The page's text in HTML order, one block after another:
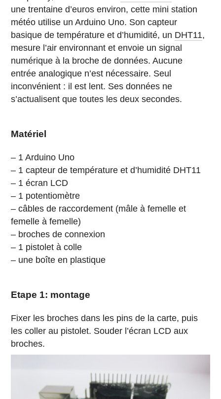
une trentaine d’euros environ, cette mini station
météo utilise un Arduino Uno. Son capteur
basique de température et d’humidité, un DHT11,
mesure l’air environnant et envoie un signal
numérique à la broche de données. Aucune
entrée analogique n’est nécessaire. Seul
inconvénient : il est lent. Ses données ne
s’actualisent que toutes les deux secondes.
Matériel
– 1 Arduino Uno
– 1 capteur de température et d’humidité DHT11
– 1 écran LCD
– 1 potentiomètre
– câbles de raccordement (mâle à femelle et
femelle à femelle)
– broches de connexion
– 1 pistolet à colle
– une boîte en plastique
Etape 1: montage
Fixer les broches dans les pins de la carte, puis
les coller au pistolet. Souder l’écran LCD aux
broches.